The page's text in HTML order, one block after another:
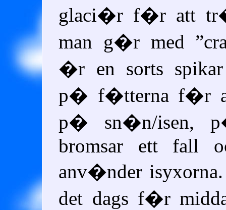
glaci�r f�r att
man g�r med
�r en sorts
p� f�tterna f�r
p� sn�n/isen,
bromsar ett fall
anv�nder
det dags f�r